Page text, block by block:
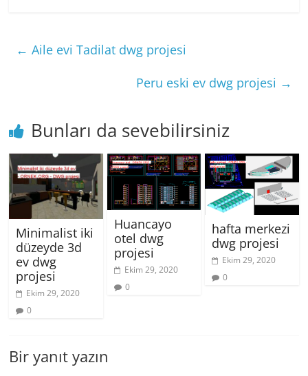
← Aile evi Tadilat dwg projesi
Peru eski ev dwg projesi →
Bunları da sevebilirsiniz
Minimalist iki
düzeyde 3d
ev dwg
projesi
Ekim 29, 2020
0
Huancayo
otel dwg
projesi
Ekim 29, 2020
0
hafta merkezi
dwg projesi
Ekim 29, 2020
0
Bir yanıt yazın